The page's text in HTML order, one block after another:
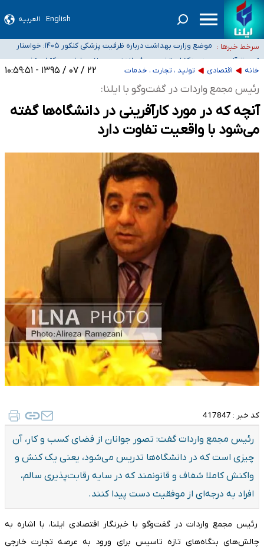
English العربیه
سرخط خبرها :
۴۰ تا ۵۰ روز گرمای نسبی در پیش داریم/ دمای تهران به ۳۸ درجه می‌رسد
موضع وزارت بهداشت درباره ظرفیت پزشکی کنکور ۱۴۰۵: خواستار
اصلاح ظرفیت‌ها هستیم، اما هنوز پاسخ مشخصی نگرفته‌ایم
تعویق آزمون ورودی دکترای تخصصی فرماندهی صحنه عملیات و
دکترای تخصصی جغرافیای نظامی دافوس آجا
خبرنگاران راویان حقیقت با دغدغه نان، مسکن و بیمه
آستانه هشدار
خانه اقتصادی تولید ، تجارت ، خدمات ۲۲ / ۰۷ / ۱۳۹۵ - ۱۰:۵۹:۵۱
رئیس مجمع واردات در گفت‌وگو با ایلنا:
آنچه که در مورد کارآفرینی در دانشگاه‌ها گفته
می‌شود با واقعیت تفاوت دارد
کد خبر : 417847
رئیس مجمع واردات گفت: تصور جوانان از فضای کسب و کار، آن
چیزی است که در دانشگاه‌ها تدریس می‌شود، یعنی یک کنش و
واکنش کاملا شفاف و قانونمند که در سایه رقابت‌پذیری سالم،
افراد به درجه‌ای از موفقیت دست پیدا کنند.
رئیس مجمع واردات در گفت‌وگو با خبرنگار اقتصادی ایلنا، با اشاره به
چالش‌های بنگاه‌های تازه تاسیس برای ورود به عرصه تجارت خارجی